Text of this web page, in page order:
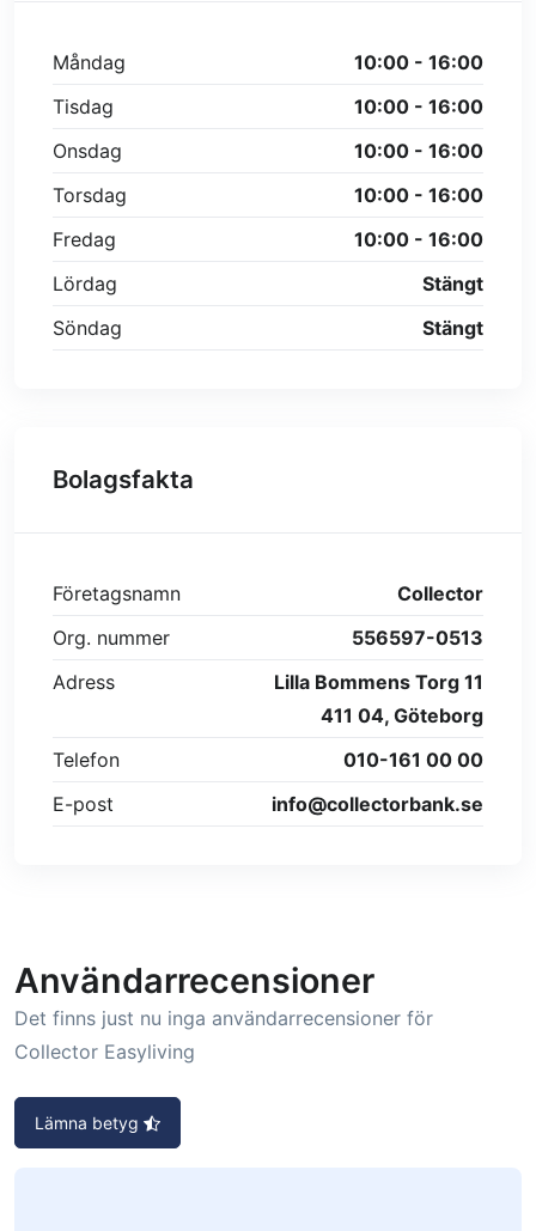
Måndag
10:00 - 16:00
Tisdag
10:00 - 16:00
Onsdag
10:00 - 16:00
Torsdag
10:00 - 16:00
Fredag
10:00 - 16:00
Lördag
Stängt
Söndag
Stängt
Bolagsfakta
Företagsnamn
Collector
Org. nummer
556597-0513
Adress
Lilla Bommens Torg 11
411 04, Göteborg
Telefon
010-161 00 00
E-post
info@collectorbank.se
Användarrecensioner
Det finns just nu inga användarrecensioner för
Collector Easyliving
Lämna betyg